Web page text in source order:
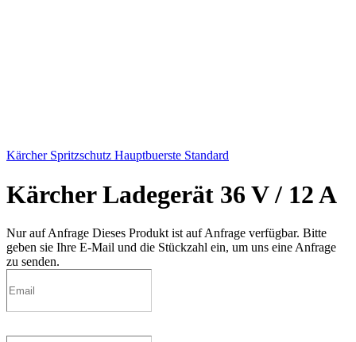
Kärcher Spritzschutz Hauptbuerste Standard
Kärcher Ladegerät 36 V / 12 A
Nur auf Anfrage Dieses Produkt ist auf Anfrage verfügbar. Bitte
geben sie Ihre E-Mail und die Stückzahl ein, um uns eine Anfrage
zu senden.